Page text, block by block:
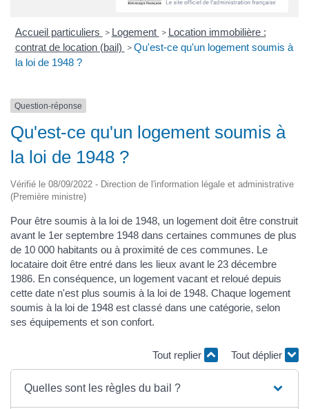
Accueil particuliers > Logement > Location immobilière :
contrat de location (bail) > Qu'est-ce qu'un logement soumis à
la loi de 1948 ?
Question-réponse
Qu'est-ce qu'un logement soumis à
la loi de 1948 ?
Vérifié le 08/09/2022 - Direction de l'information légale et administrative
(Première ministre)
Pour être soumis à la loi de 1948, un logement doit être construit
avant le 1er septembre 1948 dans certaines communes de plus
de 10 000 habitants ou à proximité de ces communes. Le
locataire doit être entré dans les lieux avant le 23 décembre
1986. En conséquence, un logement vacant et reloué depuis
cette date n'est plus soumis à la loi de 1948. Chaque logement
soumis à la loi de 1948 est classé dans une catégorie, selon
ses équipements et son confort.
Tout replier Tout déplier
Quelles sont les règles du bail ?